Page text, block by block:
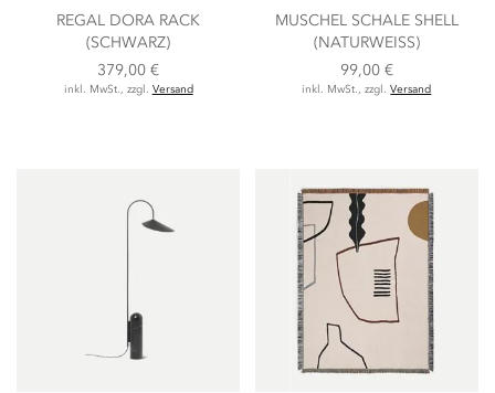
REGAL DORA RACK
(SCHWARZ)
379,00 €
inkl. MwSt., zzgl. Versand
MUSCHEL SCHALE SHELL
(NATURWEISS)
99,00 €
inkl. MwSt., zzgl.Versand